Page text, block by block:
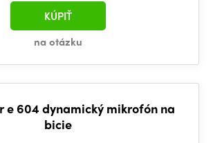
na otázku
KÚPIŤ
e 604 dynamický mikrofón na
bicie